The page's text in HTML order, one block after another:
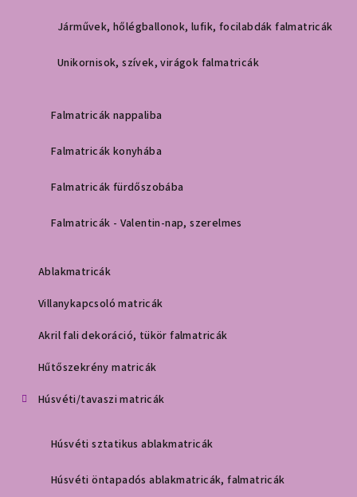
Járművek, hőlégballonok, lufik, focilabdák falmatricák
Unikornisok, szívek, virágok falmatricák
Falmatricák nappaliba
Falmatricák konyhába
Falmatricák fürdőszobába
Falmatricák - Valentin-nap, szerelmes
Ablakmatricák
Villanykapcsoló matricák
Akril fali dekoráció, tükör falmatricák
Hűtőszekrény matricák
Húsvéti/tavaszi matricák
Húsvéti sztatikus ablakmatricák
Húsvéti öntapadós ablakmatricák, falmatricák